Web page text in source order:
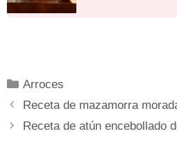
Arroces
Receta de mazamorra
Receta de atún encebollado